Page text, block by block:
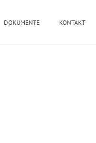
DOKUMENTE KONTAKT